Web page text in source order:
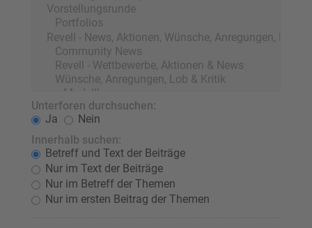
Unterforen durchsuchen:
Ja
Nein
Innerhalb suchen:
Betreff und Text der Beiträge
Nur im Text der Beiträge
Nur im Betreff der Themen
Nur im ersten Beitrag der Themen